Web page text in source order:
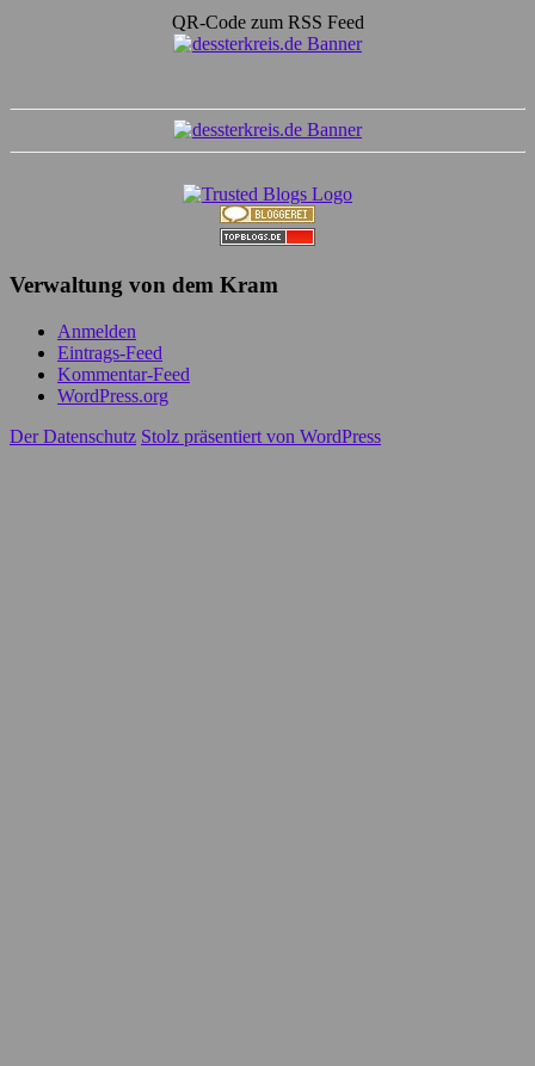
QR-Code zum RSS Feed
Verwaltung von dem Kram
Anmelden
Eintrags-Feed
Kommentar-Feed
WordPress.org
Der Datenschutz Stolz präsentiert von WordPress